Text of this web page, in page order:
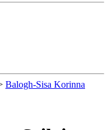
Balogh-Sisa Korinna